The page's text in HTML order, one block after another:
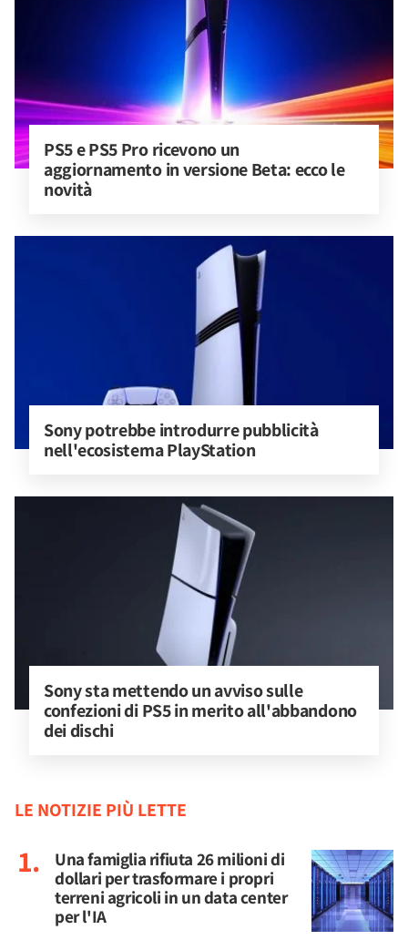
PS5 e PS5 Pro ricevono un
aggiornamento in versione Beta: ecco le
novità
Sony potrebbe introdurre pubblicità
nell'ecosistema PlayStation
Sony sta mettendo un avviso sulle
confezioni di PS5 in merito all'abbandono
dei dischi
LE NOTIZIE PIÙ LETTE
Una famiglia rifiuta 26 milioni di
dollari per trasformare i propri
terreni agricoli in un data center
per l'IA